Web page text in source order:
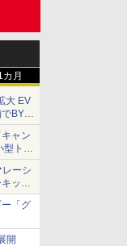
カ月
大 EV
BYD
ャン
型トラ
ーシ
ット
「グ
開